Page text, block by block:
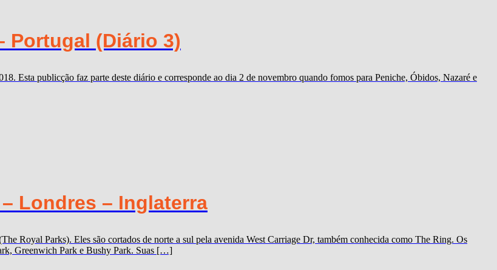
Portugal (Diário 3)
Esta publicção faz parte deste diário e corresponde ao dia 2 de novembro quando fomos para Peniche, Óbidos, Nazaré e
Londres – Inglaterra
Royal Parks). Eles são cortados de norte a sul pela avenida West Carriage Dr, também conhecida como The Ring. Os
Greenwich Park e Bushy Park. Suas […]